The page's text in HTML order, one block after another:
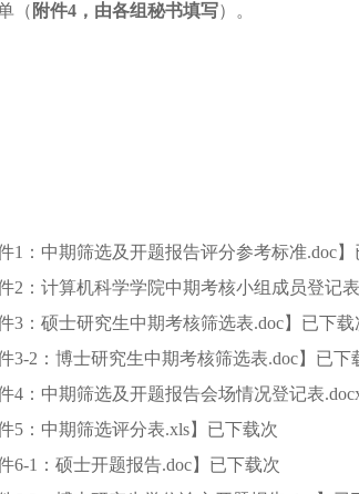
（ 附件4 ，由各组秘书填写）。
1：中期筛选及开题报告评分参考标准.doc
2：计算机科学学院中期考核小组成员登记
3：硕士研究生中期考核筛选表.doc】已下载
3-2：博士研究生中期考核筛选表.doc】已下
4：中期筛选及开题报告会场情况登记表
5：中期筛选评分表.xls】已下载次
6-1：硕士开题报告.doc】已下载次